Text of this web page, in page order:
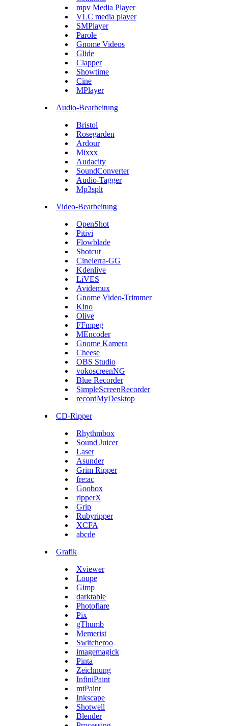
mpv Media Player
VLC media player
SMPlayer
Parole
Gnome Videos
Glide
Clapper
Showtime
Cine
MPlayer
Audio-Bearbeitung
Bristol
Rosegarden
Ardour
Mixxx
Audacity
SoundConverter
Audio-Tagger
Mp3splt
Video-Bearbeitung
OpenShot
Pitivi
Flowblade
Shotcut
Cinelerra-GG
Kdenlive
LiVES
Avidemux
Gnome Video-Trimmer
Kino
Olive
FFmpeg
MEncoder
Gnome Kamera
Cheese
OBS Studio
vokoscreenNG
Blue Recorder
SimpleScreenRecorder
recordMyDesktop
CD-Ripper
Rhythmbox
Sound Juicer
Laser
Asunder
Grim Ripper
fre:ac
Goobox
ripperX
Grip
Rubyripper
XCFA
abcde
Grafik
Xviewer
Loupe
Gimp
darktable
Photoflare
Pix
gThumb
Memerist
Switcheroo
imagemagick
Pinta
Zeichnung
InfiniPaint
mtPaint
Inkscape
Shotwell
Blender